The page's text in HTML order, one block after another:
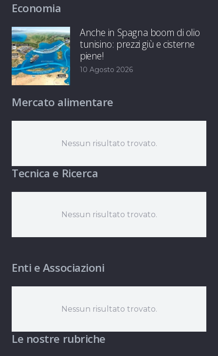
Economia
Anche in Spagna boom di olio
tunisino: prezzi giù e cisterne
piene!
10 Agosto 2026
Mercato alimentare
Nessun risultato trovato.
Tecnica e Ricerca
Nessun risultato trovato.
Enti e Associazioni
Nessun risultato trovato.
Le nostre rubriche